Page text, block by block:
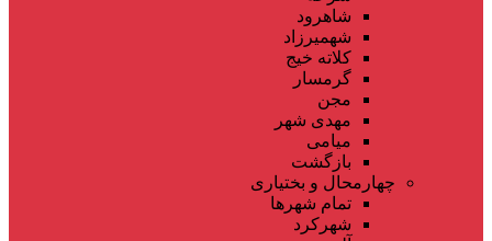
شاهرود
شهمیرزاد
کلاته خیج
گرمسار
مجن
مهدی شهر
میامی
بازگشت
چهارمحال و بختیاری
تمام شهر‌ها
شهرکرد